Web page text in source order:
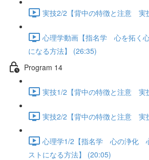
実技2/2【背中の特徴と注意 実
心理学動画【指名学 心を拓く
になる方法】 (26:35)
Program 14
実技1/2【背中の特徴と注意 実
実技2/2【背中の特徴と注意 実
心理学1/2【指名学 心の浄化
ストになる方法】 (20:05)